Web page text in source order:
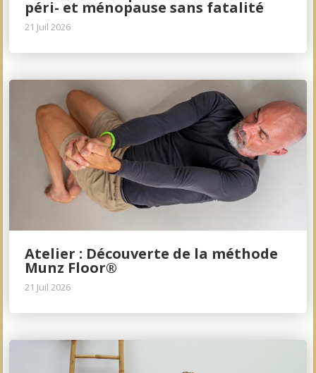
péri- et ménopause sans fatalité
21 Juil 2026
Atelier : Découverte de la méthode
Munz Floor®
21 Juil 2026